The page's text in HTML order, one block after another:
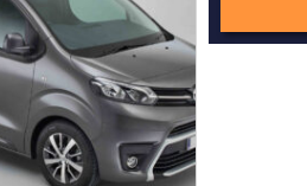
unseremYouTube Kanal